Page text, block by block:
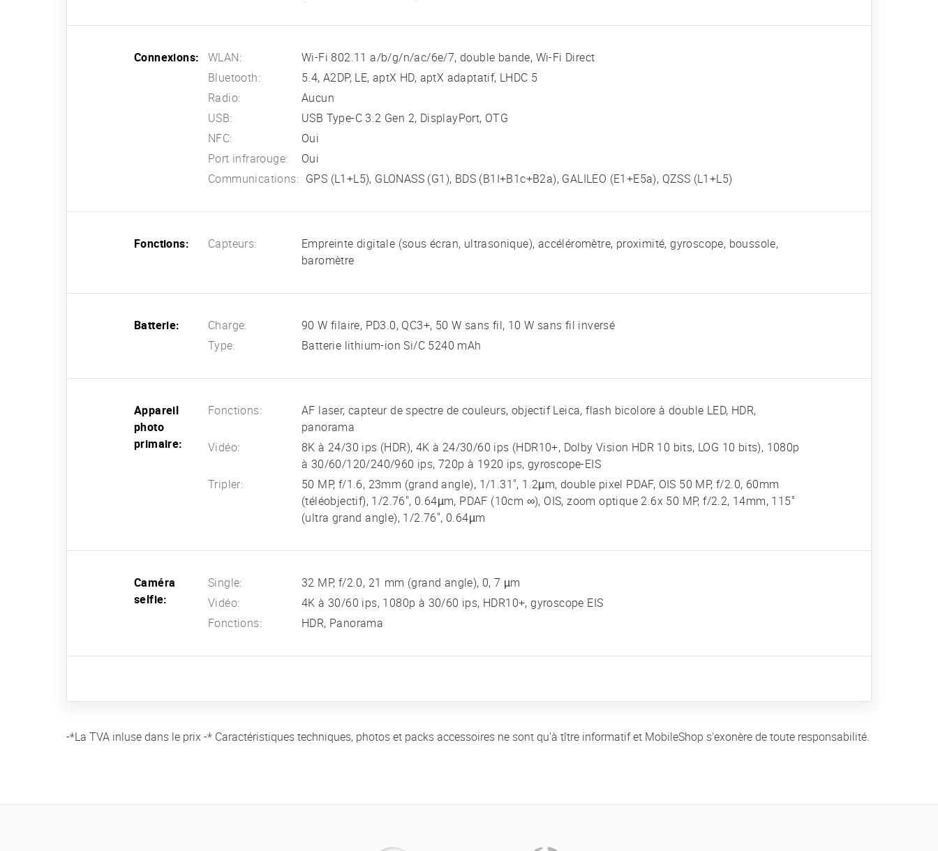
Connexions: WLAN:
Wi-Fi 802.11 a/b/g/n/ac/6e/7, double bande, Wi-Fi Direct
Bluetooth:
5.4, A2DP, LE, aptX HD, aptX adaptatif, LHDC 5
Radio:
Aucun
USB:
USB Type-C 3.2 Gen 2, DisplayPort, OTG
NFC:
Oui
Port infrarouge:
Oui
Communications: GPS (L1+L5), GLONASS (G1), BDS (B1I+B1c+B2a), GALILEO (E1+E5a), QZSS (L1+L5)
Fonctions: Capteurs:
Empreinte digitale (sous écran, ultrasonique), accéléromètre, proximité, gyroscope, boussole,
baromètre
Batterie: Charge:
90 W filaire, PD3.0, QC3+, 50 W sans fil, 10 W sans fil inversé
Type:
Batterie lithium-ion Si/C 5240 mAh
Appareil
photo
primaire:
Fonctions:
AF laser, capteur de spectre de couleurs, objectif Leica, flash bicolore à double LED, HDR,
panorama
Vidéo:
8K à 24/30 ips (HDR), 4K à 24/30/60 ips (HDR10+, Dolby Vision HDR 10 bits, LOG 10 bits), 1080p
à 30/60/120/240/960 ips, 720p à 1920 ips, gyroscope-EIS
Tripler:
50 MP, f/1.6, 23mm (grand angle), 1/1.31", 1.2µm, double pixel PDAF, OIS 50 MP, f/2.0, 60mm
(téléobjectif), 1/2.76", 0.64µm, PDAF (10cm ∞), OIS, zoom optique 2.6x 50 MP, f/2.2, 14mm, 115˚
(ultra grand angle), 1/2.76", 0.64µm
Caméra
selfie:
Single:
32 MP, f/2.0, 21 mm (grand angle), 0, 7 µm
Vidéo:
4K à 30/60 ips, 1080p à 30/60 ips, HDR10+, gyroscope EIS
Fonctions:
HDR, Panorama
-*La TVA inluse dans le prix -* Caractéristiques techniques, photos et packs accessoires ne sont qu'à tître informatif et MobileShop s'exonère de toute responsabilité.